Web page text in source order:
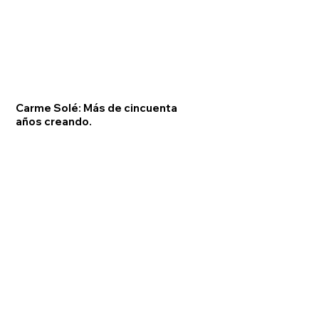
Carme Solé: Más de cincuenta
años creando.